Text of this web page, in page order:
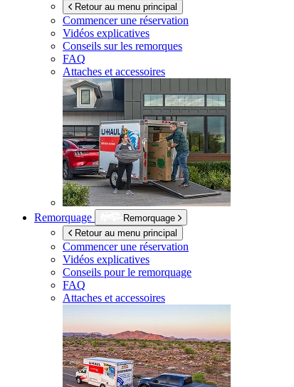
Retour au menu principal
Commencer une réservation
Vidéos explicatives
Conseils sur les remorques
FAQ
Attaches et accessoires
Remorquage
Remorquage
Retour au menu principal
Commencer une réservation
Vidéos explicatives
Conseils pour le remorquage
FAQ
Attaches et accessoires